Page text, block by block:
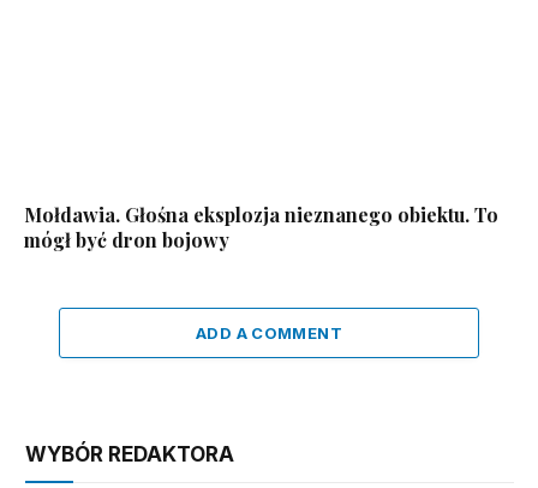
Mołdawia. Głośna eksplozja nieznanego obiektu. To
mógł być dron bojowy
ADD A COMMENT
WYBÓR REDAKTORA